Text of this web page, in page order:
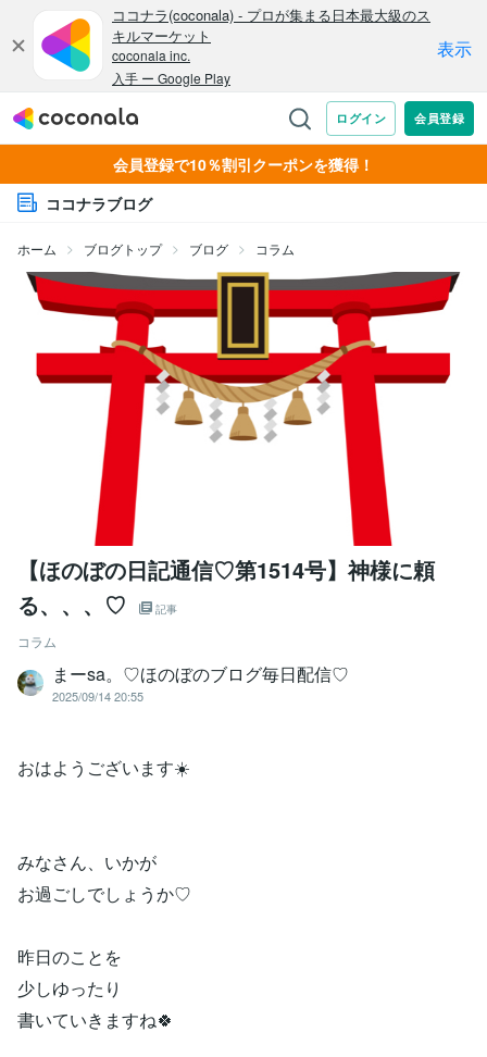
会員登録で10％割引クーポンを獲得！
ココナラブログ
ホーム ブログトップ ブログ コラム
【ほのぼの日記通信♡第1514号】神様に頼
る、、、♡
記事
コラム
まーsa。♡ほのぼのブログ毎日配信♡
2025/09/14 20:55
おはようございます☀️
みなさん、いかが
お過ごしでしょうか♡
昨日のことを
少しゆったり
書いていきますね🍀